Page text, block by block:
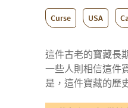
Curse USA
這件古老的寶藏長
一些人則相信這件
是，這件寶藏的歷